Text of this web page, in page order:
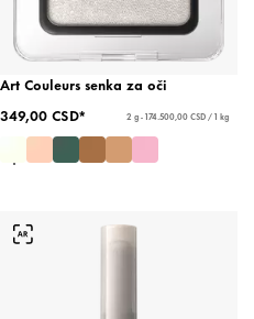
Art Couleurs senka za oči
349,00 CSD*
2 g - 174.500,00 CSD / 1 kg